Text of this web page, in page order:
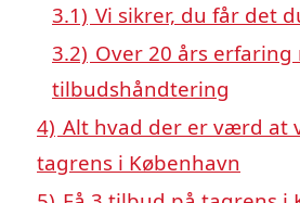
3.1) Vi sikrer, du får det
3.2) Over 20 års erfaring
tilbudshåndtering
4) Alt hvad der er værd at
tagrens i København